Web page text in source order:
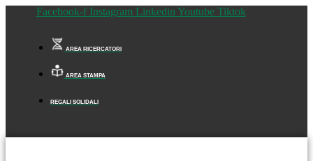
Facebook-f Instagram Linkedin Youtube Tiktok
AREA RICERCATORI
AREA STAMPA
REGALI SOLIDALI